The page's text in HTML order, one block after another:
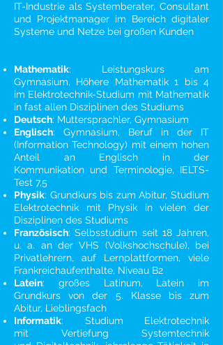
IT-Industrie als Systemberater, Consultant
und Projektmanager im Bereich digitaler
Systeme und Netze bei großen Kunden
Mathematik: Leistungskurs am
Gymnasium, Höhere Mathematik 1 bis 4
im Elektrotechnik-Studium mit Mathematik
in fast allen Disziplinen des Studiums
Deutsch: Muttersprachler, Gymnasium
Englisch: Gymnasium, Beruf in der IT
(Information Technology) mit einem hohen
Anteil an Englisch in der
Kommunikation und Terminologie, IELTS-
Test 7,5
Physik: Grundkurs bis zum Abitur, Studium
Elektrotechnik mit Physik in vielen der
Disziplinen des Studiums
Französisch: Selbsstudium seit 18 Jahren,
u. a. an der VHS (Volkshochschule), bei
Privatlehrern, auf Lernplattformen, viele
Frankreichaufenthalte, Niveau B2
Latein: großes Latinum, Latein im
Grundkurs von der 5. Klasse bis zum
Abitur, Lieblingsfach
Informatik: Studium Elektrotechnik
mit Vertiefung Systemtechnik